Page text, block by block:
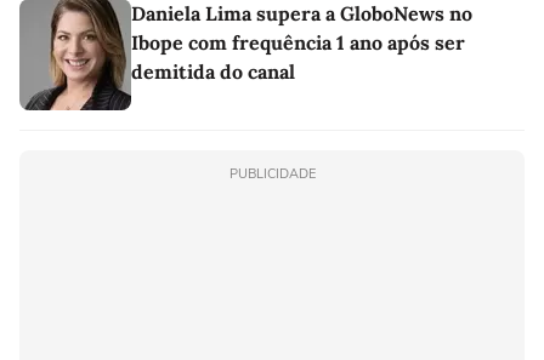
Daniela Lima supera a GloboNews no
Ibope com frequência 1 ano após ser
demitida do canal
PUBLICIDADE